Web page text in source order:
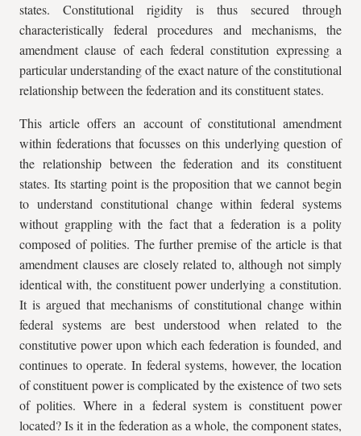
states. Constitutional rigidity is thus secured through
characteristically federal procedures and mechanisms, the
amendment clause of each federal constitution expressing a
particular understanding of the exact nature of the constitutional
relationship between the federation and its constituent states.
This article offers an account of constitutional amendment
within federations that focusses on this underlying question of
the relationship between the federation and its constituent
states. Its starting point is the proposition that we cannot begin
to understand constitutional change within federal systems
without grappling with the fact that a federation is a polity
composed of polities. The further premise of the article is that
amendment clauses are closely related to, although not simply
identical with, the constituent power underlying a constitution.
It is argued that mechanisms of constitutional change within
federal systems are best understood when related to the
constitutive power upon which each federation is founded, and
continues to operate. In federal systems, however, the location
of constituent power is complicated by the existence of two sets
of polities. Where in a federal system is constituent power
located? Is it in the federation as a whole, the component states,